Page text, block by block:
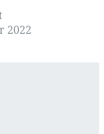
2022